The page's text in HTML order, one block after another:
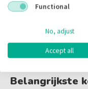
Nitrile Premium
ervaar het verschil in
Ook verkrijgbaar in
XS,M,L
DeComforties
handbeweging. Dit
dag te verminderen,
uitzetten, maar hun
Belangrijkste
Functional
No, adjust
Accept all